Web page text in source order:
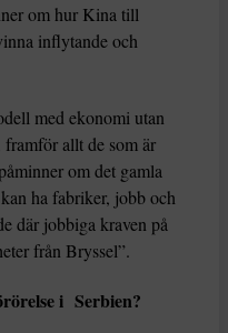
om hur Kina till
inflytande och
med ekonomi utan
allt de som är
om det gamla
ha fabriker, jobb och
där jobbiga kraven på
från Bryssel”.
i Serbien?